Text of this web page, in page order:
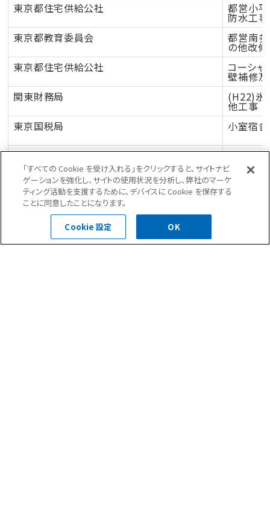
東京都住宅供給公社
都営小
防水工事
東京都教育委員会
都営南
の他改
東京都住宅供給公社
コーシャ
壁補修
関東財務局
(H22)氷
他工事
東京国税局
小室宿
東京都住宅供給公社 都営練馬
壁及び
東京都住宅供給公社
都営田無
屋上防水
東京都中央卸売市場
「すべての Cookie を受け入れる」をクリックすると、サイトナビ
ゲーションを強化し、サイトの使用状況を分析し、弊社のマーケ
ティング活動を支援するために、デバイスに Cookie を保存する
ことに同意したことになります。
Cookie 設定 OK